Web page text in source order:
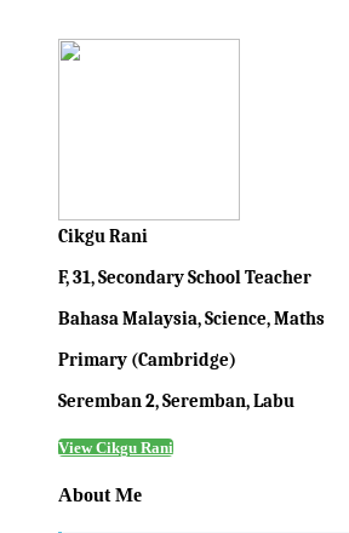
Cikgu Rani
F, 31, Secondary School Teacher
Bahasa Malaysia, Science, Maths
Primary (Cambridge)
Seremban 2, Seremban, Labu
View Cikgu Rani
About Me